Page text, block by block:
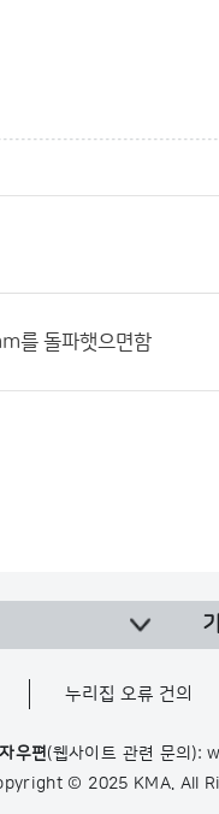
를 돌파햇으면함
누리집 오류 건의
우편(웹사이트 관련 문의
© 2025 KMA. All